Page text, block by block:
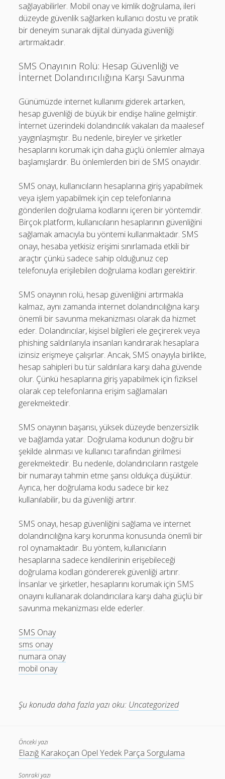
sağlayabilirler. Mobil onay ve kimlik doğrulama, ileri
düzeyde güvenlik sağlarken kullanıcı dostu ve pratik
bir deneyim sunarak dijital dünyada güvenliği
artırmaktadır.
SMS Onayının Rolü: Hesap Güvenliği ve
İnternet Dolandırıcılığına Karşı Savunma
Günümüzde internet kullanımı giderek artarken,
hesap güvenliği de büyük bir endişe haline gelmiştir.
İnternet üzerindeki dolandırıcılık vakaları da maalesef
yaygınlaşmıştır. Bu nedenle, bireyler ve şirketler
hesaplarını korumak için daha güçlü önlemler almaya
başlamışlardır. Bu önlemlerden biri de SMS onayıdır.
SMS onayı, kullanıcıların hesaplarına giriş yapabilmek
veya işlem yapabilmek için cep telefonlarına
gönderilen doğrulama kodlarını içeren bir yöntemdir.
Birçok platform, kullanıcıların hesaplarının güvenliğini
sağlamak amacıyla bu yöntemi kullanmaktadır. SMS
onayı, hesaba yetkisiz erişimi sınırlamada etkili bir
araçtır çünkü sadece sahip olduğunuz cep
telefonuyla erişilebilen doğrulama kodları gerektirir.
SMS onayının rolü, hesap güvenliğini artırmakla
kalmaz, aynı zamanda internet dolandırıcılığına karşı
önemli bir savunma mekanizması olarak da hizmet
eder. Dolandırıcılar, kişisel bilgileri ele geçirerek veya
phishing saldırılarıyla insanları kandırarak hesaplara
izinsiz erişmeye çalışırlar. Ancak, SMS onayıyla birlikte,
hesap sahipleri bu tür saldırılara karşı daha güvende
olur. Çünkü hesaplarına giriş yapabilmek için fiziksel
olarak cep telefonlarına erişim sağlamaları
gerekmektedir.
SMS onayının başarısı, yüksek düzeyde benzersizlik
ve bağlamda yatar. Doğrulama kodunun doğru bir
şekilde alınması ve kullanıcı tarafından girilmesi
gerekmektedir. Bu nedenle, dolandırıcıların rastgele
bir numarayı tahmin etme şansı oldukça düşüktür.
Ayrıca, her doğrulama kodu sadece bir kez
kullanılabilir, bu da güvenliği artırır.
SMS onayı, hesap güvenliğini sağlama ve internet
dolandırıcılığına karşı korunma konusunda önemli bir
rol oynamaktadır. Bu yöntem, kullanıcıların
hesaplarına sadece kendilerinin erişebileceği
doğrulama kodları göndererek güvenliği artırır.
İnsanlar ve şirketler, hesaplarını korumak için SMS
onayını kullanarak dolandırıcılara karşı daha güçlü bir
savunma mekanizması elde ederler.
SMS Onay
sms onay
numara onay
mobil onay
Şu konuda daha fazla yazı oku: Uncategorized
Önceki yazı
Elazığ Karakoçan Opel Yedek Parça Sorgulama
Sonraki yazı